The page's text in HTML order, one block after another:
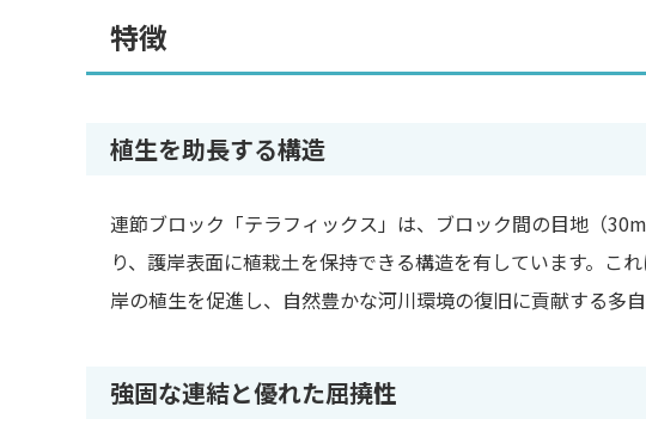
特徴
植生を助長する構造
連節ブロック「テラフィックス」は、ブロック間の目地（
り、護岸表面に植栽土を保持できる構造を有しています。こ
岸の植生を促進し、自然豊かな河川環境の復旧に貢献する多自
強固な連結と優れた屈撓性